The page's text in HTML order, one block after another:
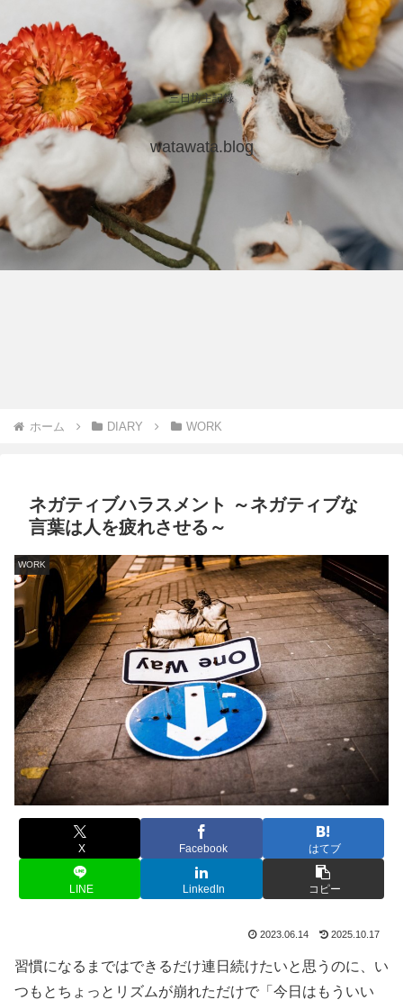
三日坊主記録
watawata.blog
ホーム DIARY WORK
ネガティブハラスメント ～ネガティブな
言葉は人を疲れさせる～
WORK
X Facebook はてブ
LINE LinkedIn コピー
2023.06.14 2025.10.17
習慣になるまではできるだけ連日続けたいと思うのに、い
つもとちょっとリズムが崩れただけで「今日はもういい